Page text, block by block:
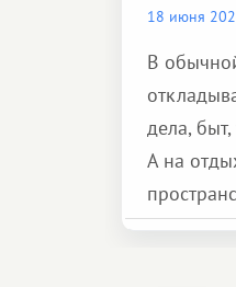
18 июня
В
дела, быт,
А на
сделать